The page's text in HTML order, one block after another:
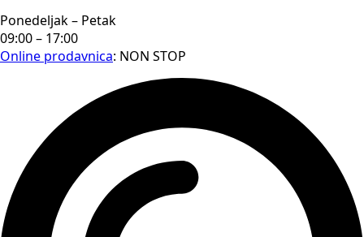
Ponedeljak – Petak
09:00 – 17:00
Online prodavnica: NON STOP